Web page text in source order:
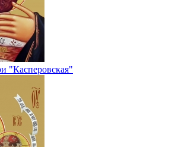
"Касперовская"